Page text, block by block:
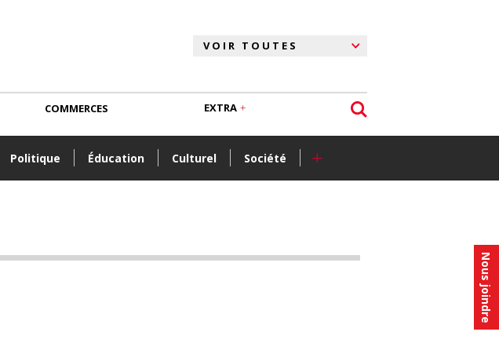
Nous joindre
Politique Éducation Culturel Société +
COMMERCES EXTRA